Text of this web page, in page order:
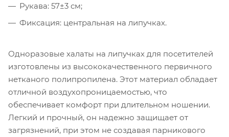
Рукава: 57±3 см;
Фиксация: центральная на липучках.
Одноразовые халаты на липучках для посетителей
изготовлены из высококачественного первичного
нетканого полипропилена. Этот материал обладает
отличной воздухопроницаемостью, что
обеспечивает комфорт при длительном ношении.
Легкий и прочный, он надежно защищает от
загрязнений, при этом не создавая парникового